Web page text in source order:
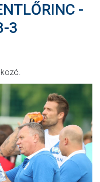
STADION
-
3